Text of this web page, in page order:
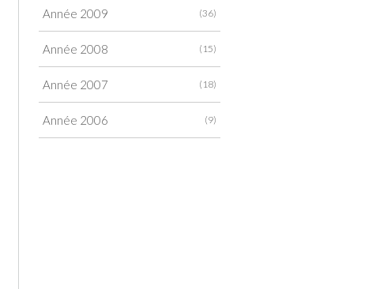
(36)
Année 2009
(15)
Année 2008
(18)
Année 2007
(9)
Année 2006